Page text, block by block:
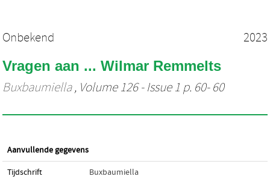
Onbekend 2023
Vragen aan ... Wilmar Remmelts
Buxbaumiella, Volume 126 - Issue 1 p. 60- 60
Aanvullende gegevens
Tijdschrift Buxbaumiella